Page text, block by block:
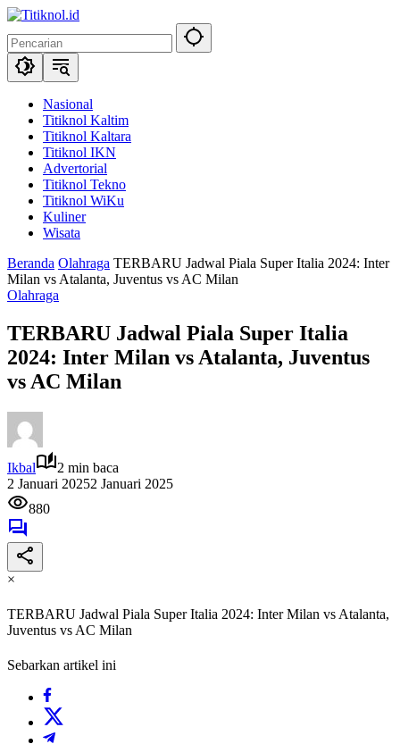
Langsung
konten
Nasional
Titiknol Kaltim
Titiknol Kaltara
Titiknol IKN
Advertorial
Titiknol Tekno
Titiknol WiKu
Kuliner
Wisata
Beranda Olahraga TERBARU Jadwal Piala Super Italia 2024: Inter
Milan vs Atalanta, Juventus vs AC Milan
Olahraga
TERBARU Jadwal Piala Super Italia
2024: Inter Milan vs Atalanta, Juventus
vs AC Milan
Ikbal
2 min baca
2 Januari 20252 Januari 2025
880
×
TERBARU Jadwal Piala Super Italia 2024: Inter Milan vs Atalanta,
Juventus vs AC Milan
Sebarkan artikel ini